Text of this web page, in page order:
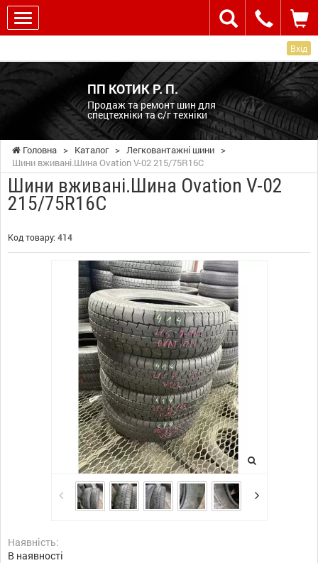
Вхід
ПП КОТИК Р. П.
Продаж та ремонт шин для
спецтехніки та с/г техніки
Головна > Каталог > Легковантажні шини >
Шини вживані.Шина Ovation V-02 215/75R16C
Шини вживані.Шина Ovation V-02
215/75R16C
Код товару: 414
Наявність:
В наявності